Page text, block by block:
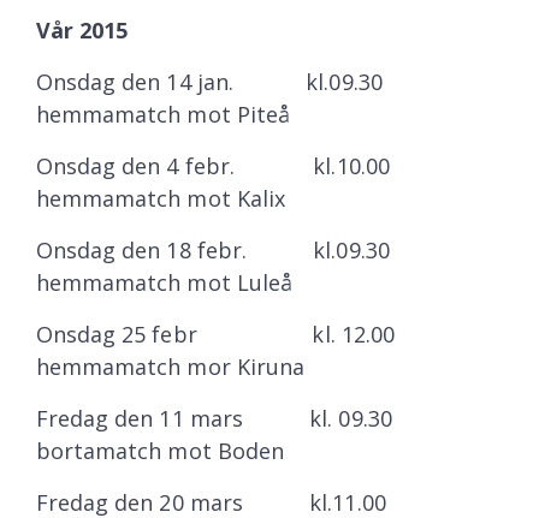
Vår 2015
Onsdag den 14 jan. kl.09.30
hemmamatch mot Piteå
Onsdag den 4 febr. kl.10.00
hemmamatch mot Kalix
Onsdag den 18 febr. kl.09.30
hemmamatch mot Luleå
Onsdag 25 febr kl. 12.00
hemmamatch mor Kiruna
Fredag den 11 mars kl. 09.30
bortamatch mot Boden
Fredag den 20 mars kl.11.00